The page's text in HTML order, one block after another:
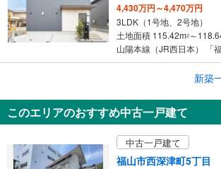
4,430万円～4,470万円
3LDK（1号地、2号地）
土地面積 115.42m2 ～
山陽本線（JR西日本） 「
5,280万円
土地面積 153.24m
山陽本線（JR西日本） 「
新築
このエリアのおすすめ中古一戸建て
中古一戸建て
福山市西深津町5丁目